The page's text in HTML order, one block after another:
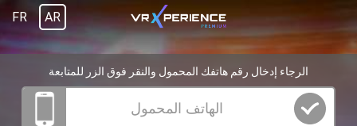
AR
FR
الرجاء إدخال رقم هاتفك المحمول والنقر فوق الزر للمتابعة